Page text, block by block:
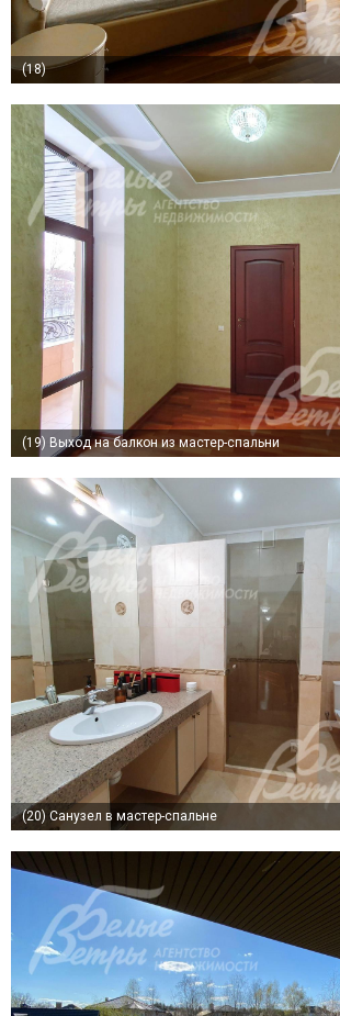
(18)
(19) Выход на балкон из мастер-спальни
(20) Санузел в мастер-спальне